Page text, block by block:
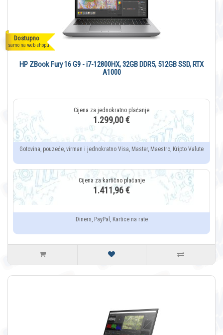
Dostupno
samo na web-shopu
HP ZBook Fury 16 G9 - i7-12800HX, 32GB DDR5, 512GB SSD, RTX
A1000
1.299,00 €
Gotovina, pouzeće, virman i jednokratno Visa, Master, Maestro, Kripto Valute
1.411,96 €
Diners, PayPal, Kartice na rate